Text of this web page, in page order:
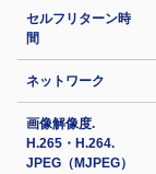
セルフリターン時
間
ネットワーク
画像解像度.
H.265・H.264.
JPEG（MJPEG）